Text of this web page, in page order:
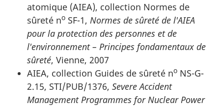
atomique (AIEA), collection Normes de
sûreté no SF-1, Normes de sûreté de l'AIEA
pour la protection des personnes et de
l'environnement – Principes fondamentaux de
sûreté, Vienne, 2007
AIEA, collection Guides de sûreté no NS-G-
2.15, STI/PUB/1376, Severe Accident
Management Programmes for Nuclear Power